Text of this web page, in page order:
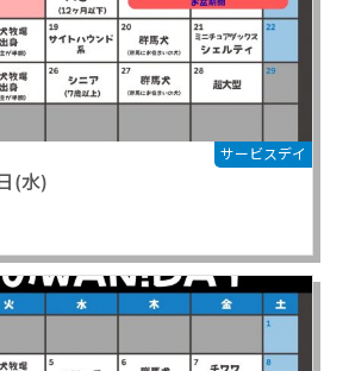
サービスデイ
(水)